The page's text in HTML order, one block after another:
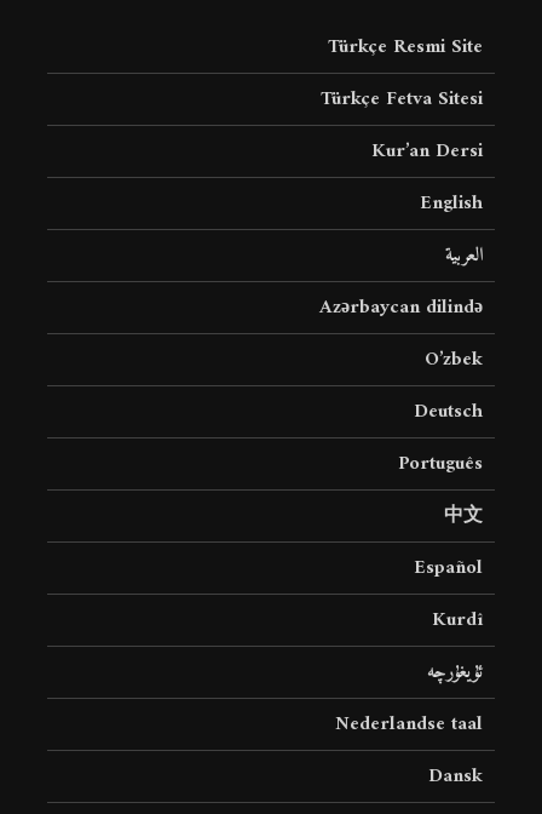
Türkçe Resmi Site
Türkçe Fetva Sitesi
Kur’an Dersi
English
العربية
Azərbaycan dilində
O’zbek
Deutsch
Português
中文
Español
Kurdî
ئۇيغۇرچە
Nederlandse taal
Dansk